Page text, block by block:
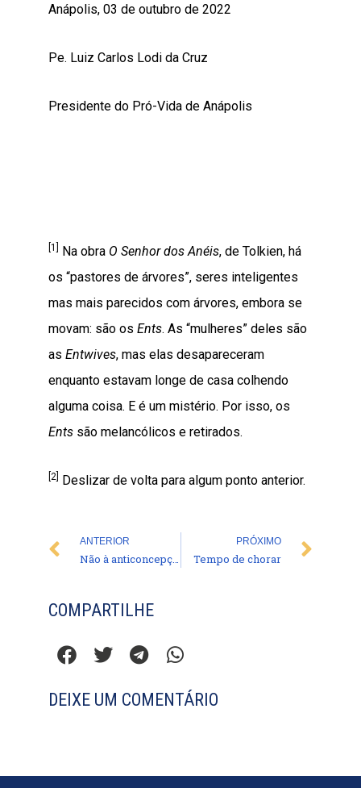
Anápolis, 03 de outubro de 2022
Pe. Luiz Carlos Lodi da Cruz
Presidente do Pró-Vida de Anápolis
[1] Na obra O Senhor dos Anéis, de Tolkien, há
os “pastores de árvores”, seres inteligentes
mas mais parecidos com árvores, embora se
movam: são os Ents. As “mulheres” deles são
as Entwives, mas elas desapareceram
enquanto estavam longe de casa colhendo
alguma coisa. E é um mistério. Por isso, os
Ents são melancólicos e retirados.
[2] Deslizar de volta para algum ponto anterior.
Prev
ANTERIOR
Não à anticoncepção: doutrina irreformável
PRÓXIMO
Tempo de chorar
COMPARTILHE
DEIXE UM COMENTÁRIO